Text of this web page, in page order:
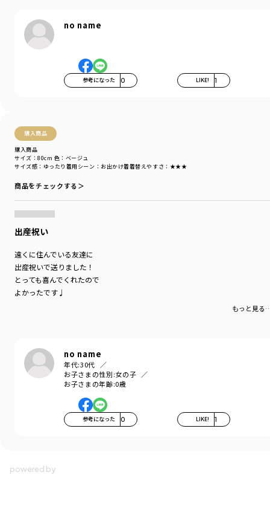
no name
参考になった 0 LIKE! 1
購入商品
購入商品
サイズ感 ：ゆったり 着用シーン ：お出かけ着着替えやすさ ：★★★
サイズ：80cm 色：ベージュ
商品をチェックする＞
出産祝い
遠くに住んでいる友達に
出産祝いで送りました！
とっても喜んでくれたので
よかったです♩
もっと見る
no name
年代:30代
お子さまの性別:女の子
お子さまの年齢:0歳
参考になった 0 LIKE! 1
シーズン
／アウトレット
カテゴリ
カラー
BABY
02-4339-003